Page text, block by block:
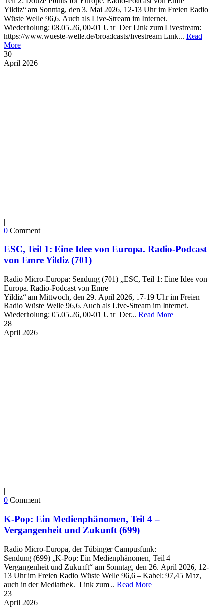
Yildiz“ am Sonntag, den 3. Mai 2026, 12-13 Uhr im Freien Radio
Wüste Welle 96,6. Auch als Live-Stream im Internet.
Wiederholung: 08.05.26, 00-01 Uhr Der Link zum Livestream:
https://www.wueste-welle.de/broadcasts/livestream Link... Read
More
30
April 2026
|
0 Comment
ESC, Teil 1: Eine Idee von Europa. Radio-Podcast
von Emre Yildiz (701)
Radio Micro-Europa: Sendung (701) „ESC, Teil 1: Eine Idee von
Europa. Radio-Podcast von Emre
Yildiz“ am Mittwoch, den 29. April 2026, 17-19 Uhr im Freien
Radio Wüste Welle 96,6. Auch als Live-Stream im Internet.
Wiederholung: 05.05.26, 00-01 Uhr Der... Read More
28
April 2026
|
0 Comment
K-Pop: Ein Medienphänomen, Teil 4 –
Vergangenheit und Zukunft (699)
Radio Micro-Europa, der Tübinger Campusfunk:
Sendung (699) „K-Pop: Ein Medienphänomen, Teil 4 –
Vergangenheit und Zukunft“ am Sonntag, den 26. April 2026, 12-
13 Uhr im Freien Radio Wüste Welle 96,6 – Kabel: 97,45 Mhz,
auch in der Mediathek. Link zum... Read More
23
April 2026